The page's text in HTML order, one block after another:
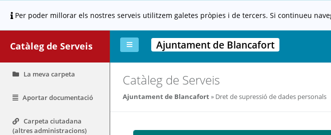
Per poder millorar els nostres serveis utilitzem galetes pròpies i de tercers. Si continueu
Catàleg de Serveis
La meva carpeta
Aportar documentació
Carpeta ciutadana
(altres administracions)
Ajuntament de Blancafort
Catàleg de Serveis
Ajuntament de Blancafort Dret de supressió de dades personals